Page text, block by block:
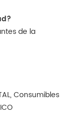
de la
Consumibles